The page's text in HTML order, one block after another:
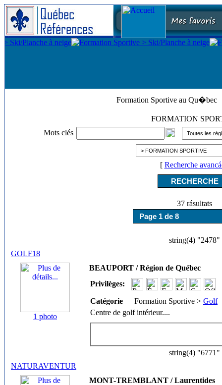
Formation Sportive au Qu�bec
FORMATION
Mots clés
[ Recherche
37 rásultats
string(4) "2478"
GOLF18
1 photo
BEAUPORT / Région de Québec
Privilèges:
Catégorie Formation Sportive > Golf
Centre de golf intérieur....
string(4) "6771"
NATURAVENTUR
MONT-TREMBLANT / Laurentides